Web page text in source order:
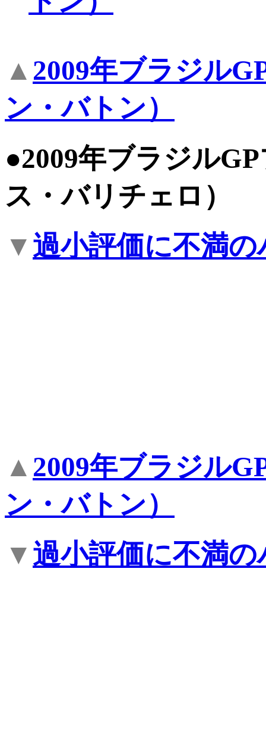
▲ 2009年ブラジル
ン・バトン）
●2009年ブラジル
ス・バリチェロ）
▼ 過小評価に不満
▲ 2009年ブラジル
ン・バトン）
▼ 過小評価に不満